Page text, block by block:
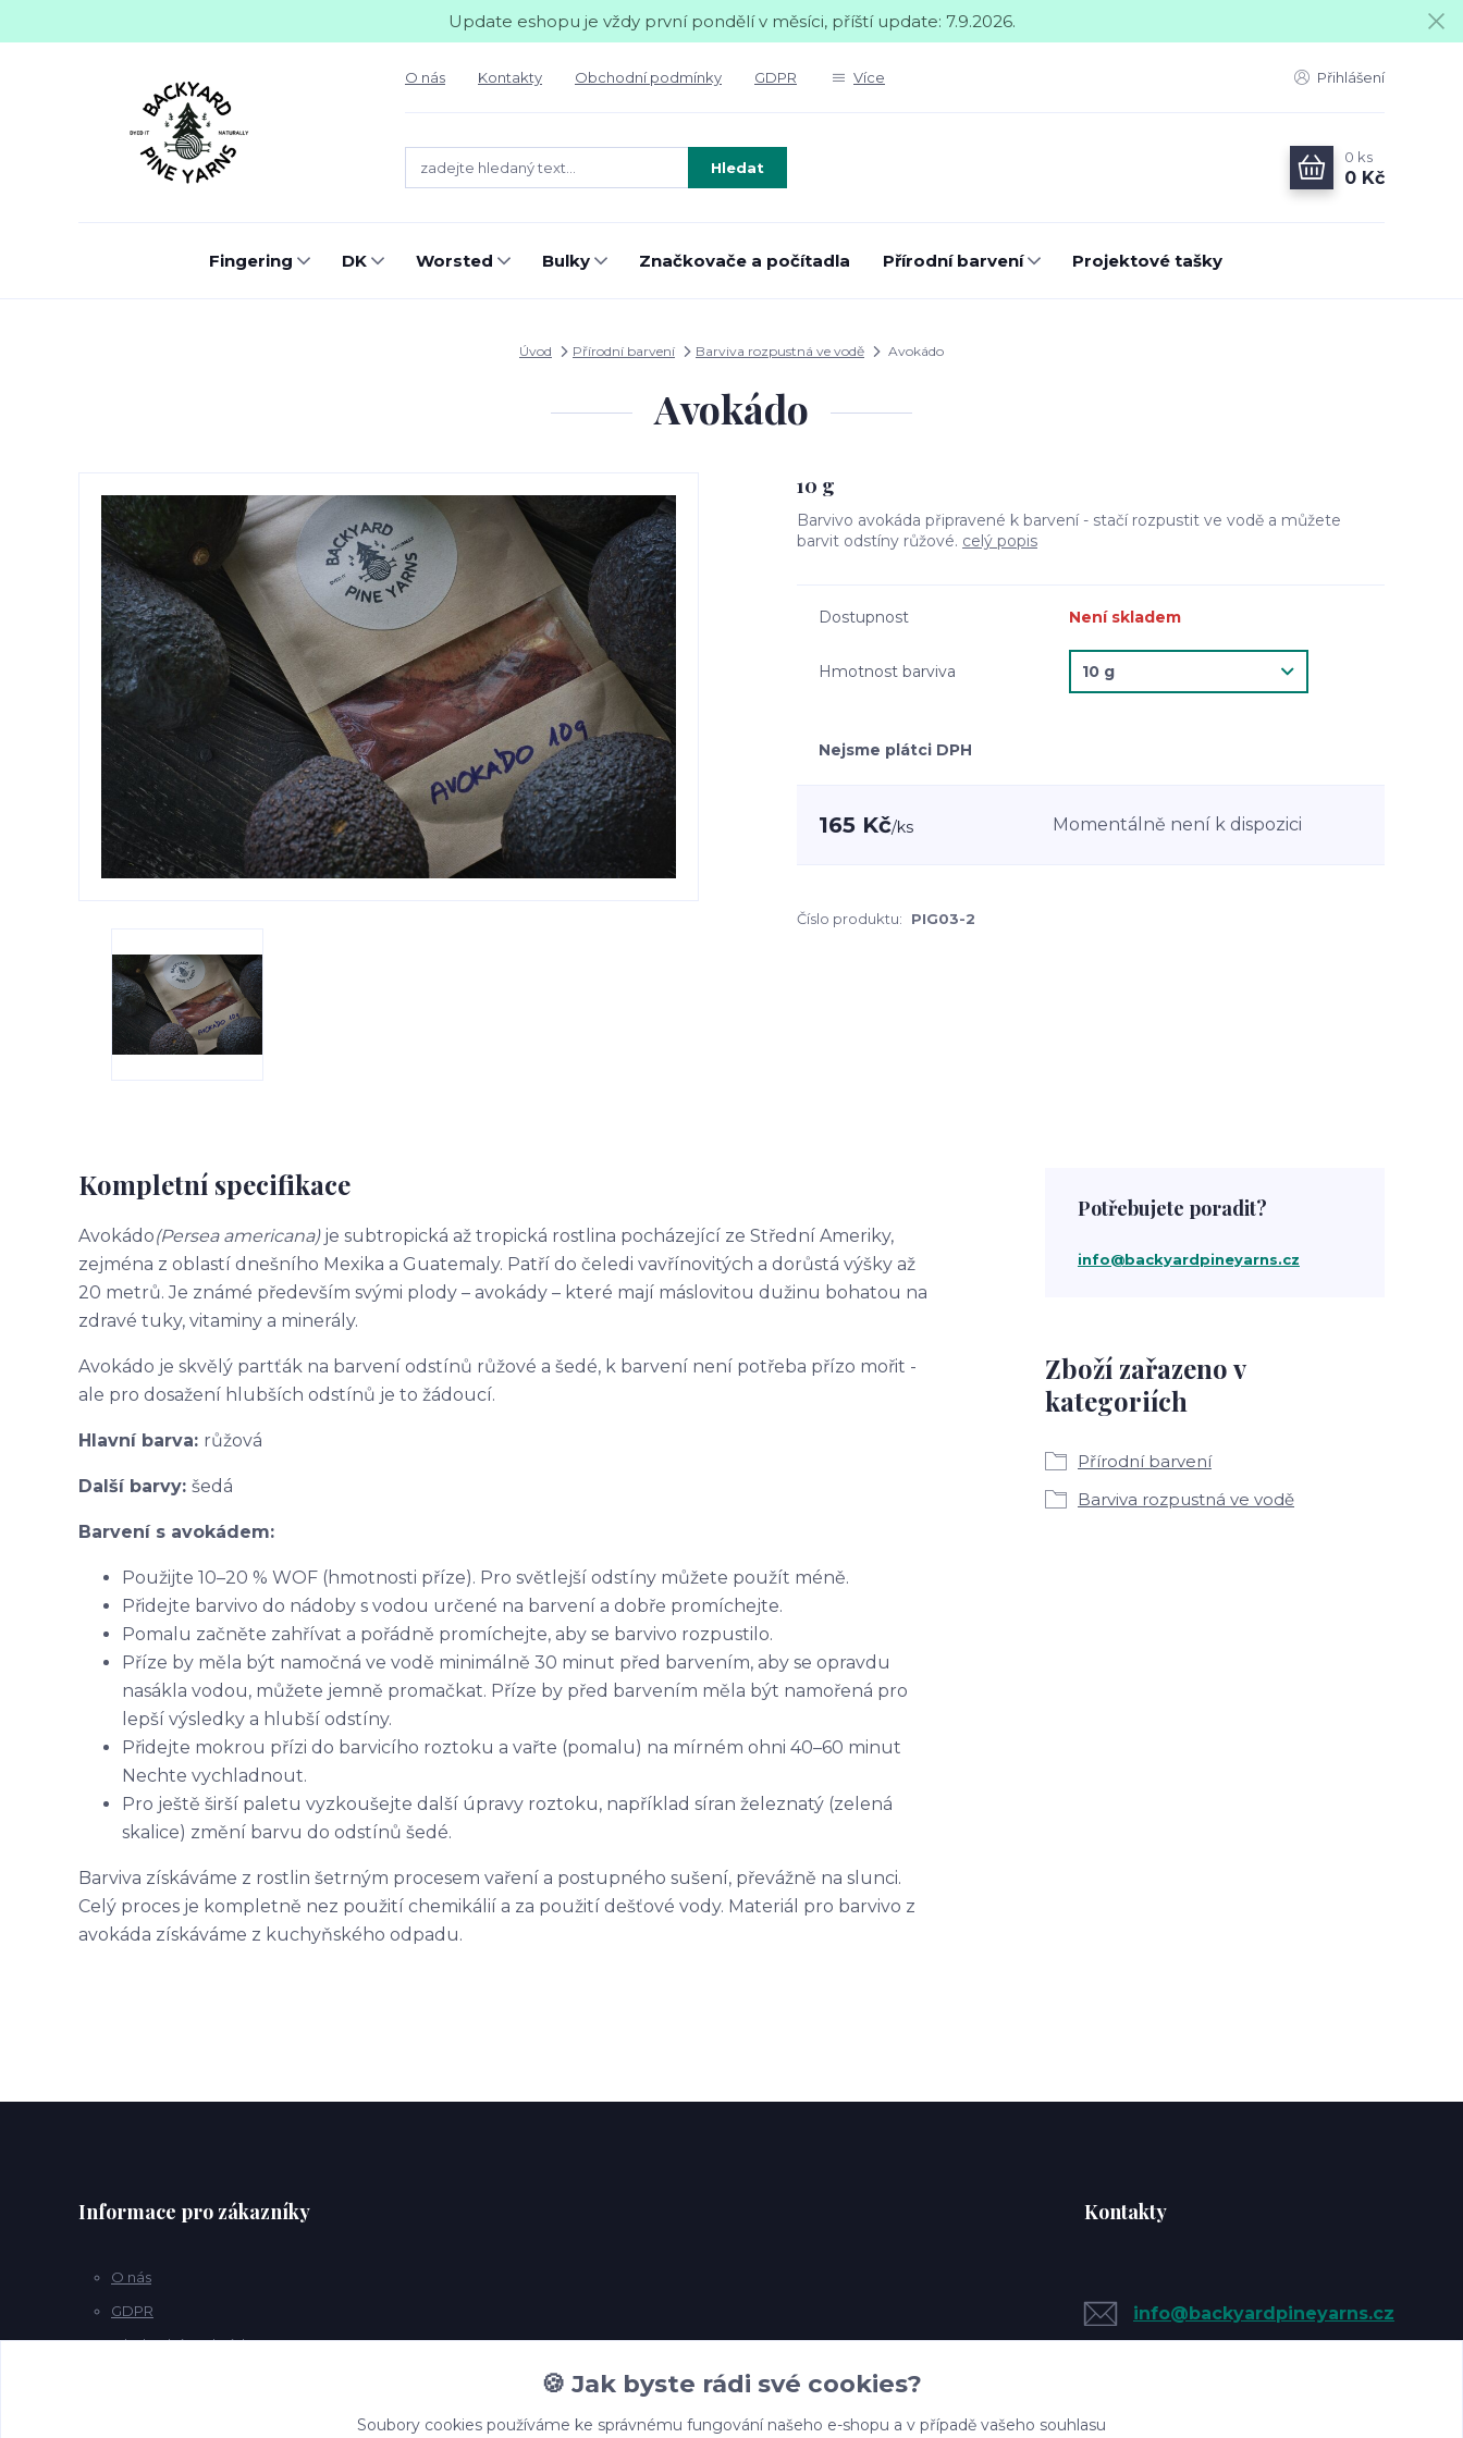
Update eshopu je vždy první pondělí v měsíci, příští update: 7.9.2026.
O nás Kontakty Obchodní podmínky GDPR Více Přihlášení
Hledat
0 ks
0 Kč
Fingering DK Worsted Bulky Značkovače a počítadla Přírodní barvení Projektové tašky
Úvod Přírodní barvení Barviva rozpustná ve vodě Avokádo
Avokádo
10 g
Barvivo avokáda připravené k barvení - stačí rozpustit ve vodě a můžete
barvit odstíny růžové. celý popis
Dostupnost Není skladem
Hmotnost barviva
Nejsme plátci DPH
165 Kč/ks Momentálně není k dispozici
Číslo produktu: PIG03-2
Kompletní specifikace
Avokádo(Persea americana)je subtropická až tropická rostlina pocházející ze Střední Ameriky,
zejména z oblastí dnešního Mexika a Guatemaly. Patří do čeledi vavřínovitých a dorůstá výšky až
20 metrů. Je známé především svými plody – avokády – které mají máslovitou dužinu bohatou na
zdravé tuky, vitaminy a minerály.
Avokádo je skvělý partťák na barvení odstínů růžové a šedé, k barvení není potřeba přízo mořit -
ale pro dosažení hlubších odstínů je to žádoucí.
Hlavní barva: růžová
Další barvy: šedá
Barvení s avokádem:
Použijte 10–20 % WOF (hmotnosti příze). Pro světlejší odstíny můžete použít méně.
Přidejte barvivo do nádoby s vodou určené na barvení a dobře promíchejte.
Pomalu začněte zahřívat a pořádně promíchejte, aby se barvivo rozpustilo.
Příze by měla být namočná ve vodě minimálně 30 minut před barvením, aby se opravdu
nasákla vodou, můžete jemně promačkat. Příze by před barvením měla být namořená pro
lepší výsledky a hlubší odstíny.
Přidejte mokrou přízi do barvicího roztoku a vařte (pomalu) na mírném ohni 40–60 minut
Nechte vychladnout.
Pro ještě širší paletu vyzkoušejte další úpravy roztoku, například síran železnatý (zelená
skalice) změní barvu do odstínů šedé.
Barviva získáváme z rostlin šetrným procesem vaření a postupného sušení, převážně na slunci.
Celý proces je kompletně nez použití chemikálií a za použití dešťové vody. Materiál pro barvivo z
avokáda získáváme z kuchyňského odpadu.
Zboží zařazeno v
kategoriích
Přírodní barvení
Barviva rozpustná ve vodě
Potřebujete poradit?
info@backyardpineyarns.cz
Informace pro zákazníky
O nás
GDPR
Obchodní podmínky
Kontakty
info@backyardpineyarns.cz
🍪 Jak byste rádi své cookies?
Soubory cookies používáme ke správnému fungování našeho e-shopu a v případě vašeho souhlasu